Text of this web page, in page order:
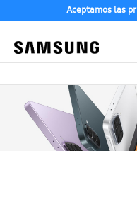
Aceptamos las